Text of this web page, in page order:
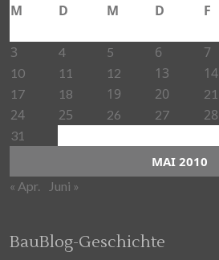
MAI 2010
M D M D F
3
4 5 6 7
10 11 12 13 14
17 18 19 20 21
24
25 26 27 28
31
« Apr. Juni »
BauBlog-Geschichte